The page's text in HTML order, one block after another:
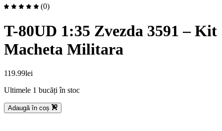
(0)
T-80UD 1:35 Zvezda 3591 – Kit
Macheta Militara
119.99lei
Ultimele 1 bucăți în stoc
Adaugă în coș